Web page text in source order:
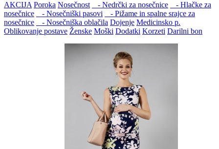
AKCIJA Poroka Nosečnost - Nedrčki za nosečnice
- Hlačke za
nosečnice
- Nosečniški pasovi
- Pižame in spalne srajce za
nosečnice
- Nosečniška oblačila Dojenje Medicinsko p.
Oblikovanje postave Ženske Moški Dodatki Korzeti Darilni bon